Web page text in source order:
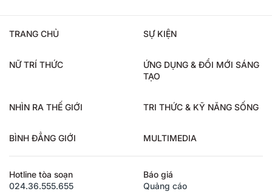
TRANG CHỦ SỰ KIỆN
NỮ TRÍ THỨC
ỨNG DỤNG & ĐỔI MỚI SÁNG
TẠO
NHÌN RA THẾ GIỚI TRI THỨC & KỸ NĂNG SỐNG
BÌNH ĐẲNG GIỚI MULTIMEDIA
Hotline tòa soạn
024.36.555.655
Báo giá
Quảng cáo